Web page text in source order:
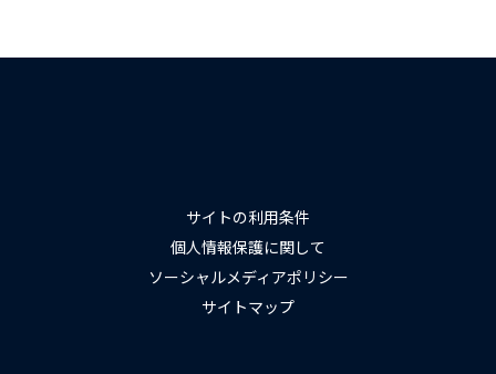
サイトの利用条件
個人情報保護に関して
ソーシャルメディアポリシー
サイトマップ